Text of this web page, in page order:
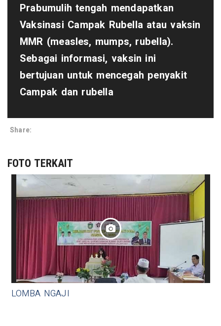
Prabumulih tengah mendapatkan
Vaksinasi Campak Rubella atau vaksin
MMR (measles, mumps, rubella).
Sebagai informasi, vaksin ini
bertujuan untuk mencegah penyakit
Campak dan rubella
Share:
FOTO TERKAIT
LOMBA NGAJI